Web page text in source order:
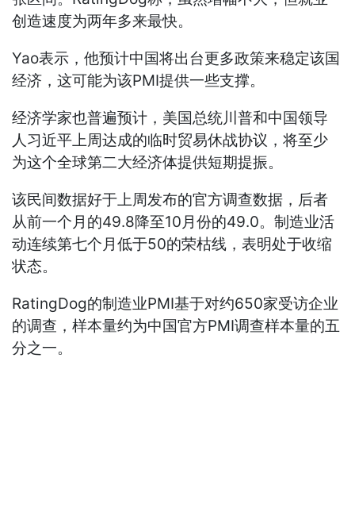
创造速度为两年多来最快。
Yao表示，他预计中国将出台更多政策来稳定该国
经济，这可能为该PMI提供一些支撑。
经济学家也普遍预计，美国总统川普和中国领导
人习近平上周达成的临时贸易休战协议，将至少
为这个全球第二大经济体提供短期提振。
该民间数据好于上周发布的官方调查数据，后者
从前一个月的49.8降至10月份的49.0。制造业活
动连续第七个月低于50的荣枯线，表明处于收缩
状态。
RatingDog的制造业PMI基于对约650家受访企业
的调查，样本量约为中国官方PMI调查样本量的五
分之一。